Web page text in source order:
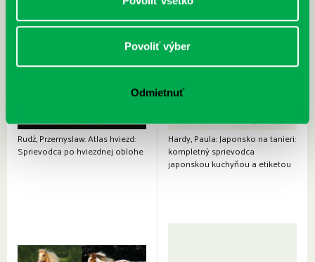
Povoliť výber
Odmietnuť
Rudź, Przemyslaw: Atlas hviezd:
Sprievodca po hviezdnej oblohe
Hardy, Paula: Japonsko na tanieri:
kompletný sprievodca
japonskou kuchyňou a etiketou